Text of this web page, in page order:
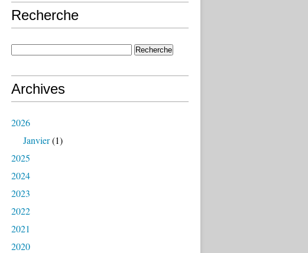
Recherche
Archives
2026
Janvier(1)
2025
2024
2023
2022
2021
2020